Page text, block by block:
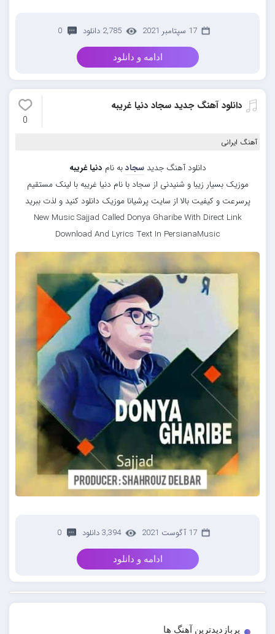
17 سپتامبر 2021 2,785 دانلود 0
ادامه و دانلود
دانلود آهنگ جدید سجاد دنیا غریبه
0
آهنگ ایرانی
دانلود آهنگ جدیدسجادبه نام دنیا غریبه
موزیک بسیار زیبا و شنیدنی از سجاد با نام دنیا غریبه با لینک مستقیم
پرسرعت و کیفیت بالا از سایت پرشیانا موزیک دانلود کنید و لذت ببرید
New Music Sajjad Called Donya Gharibe With Direct Link
Download And Lyrics Text In PersianaMusic
17 آگوست 2021 3,394 دانلود 0
ادامه و دانلود
پربازدیدترین آهنگ ها